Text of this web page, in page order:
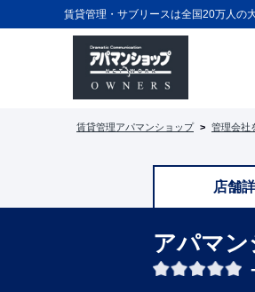
賃貸管理・サブリースは全国20万人の
賃貸管理アパマンショップ 管理会社
店舗
アパマ
-